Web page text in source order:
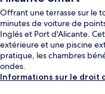
Offrant une terrasse sur le
minutes de voiture de
Inglés et Port d'Alicante.
extérieure et une piscine
pratique, les chambres
ondes.
Informations sur le droit